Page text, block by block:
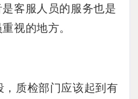
客服人员的服务也是
视的地方。
质检部门应该起到有